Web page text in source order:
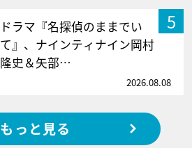
5
ドラマ『名探偵のままでい
て』、ナインティナイン岡村
隆史＆矢部…
2026.08.08
もっと見る